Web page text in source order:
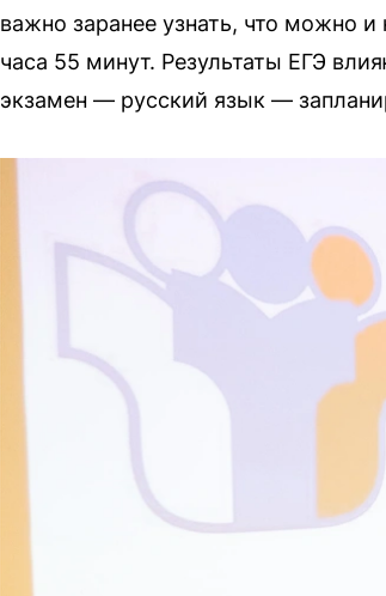
важно заранее узнать, что можно
часа 55 минут. Результаты ЕГЭ
экзамен — русский язык —